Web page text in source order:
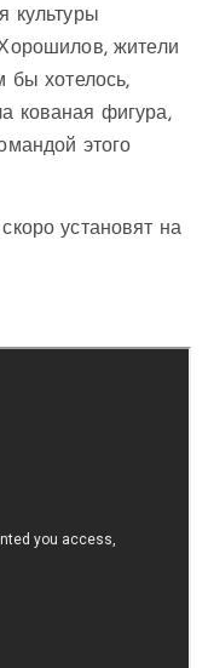
культуры
жители
бы хотелось,
кованая фигура,
этого
установят на